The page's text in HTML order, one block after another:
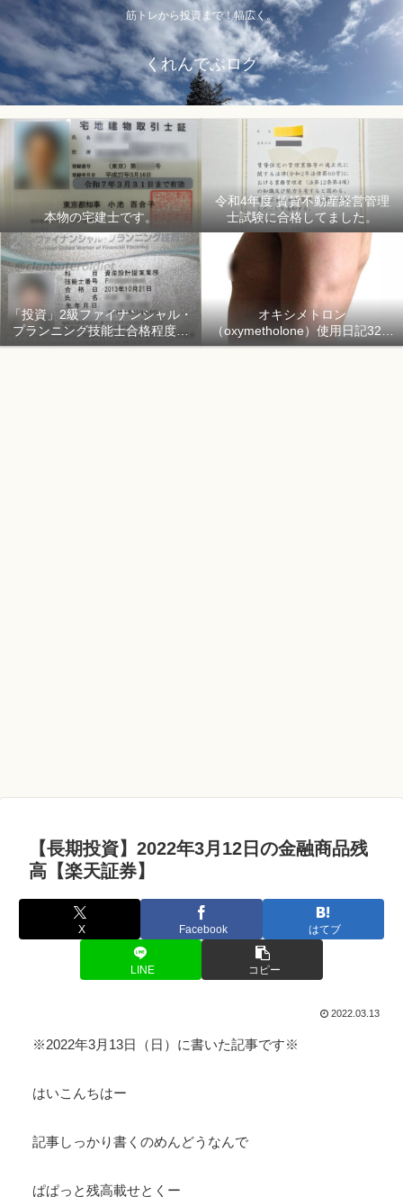
筋トレから投資まで！幅広く。
くれんでぶログ
本物の宅建士です。
令和4年度 賃貸不動産経営管理
士試験に合格してました。
「投資」2級ファイナンシャル・
プランニング技能士合格程度で
ようやく初心者「資産形成」
オキシメトロン
（oxymetholone）使用日記32日
目「骨格筋量増量開始150日目」
【長期投資】2022年3月12日の金融商品残
高【楽天証券】
X Facebook はてブ
LINE コピー
2022.03.13
※2022年3月13日（日）に書いた記事です※
はいこんちはー
記事しっかり書くのめんどうなんで
ぱぱっと残高載せとくー